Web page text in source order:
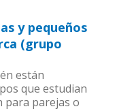
y pequeños
(grupo
están
que estudian
para parejas o